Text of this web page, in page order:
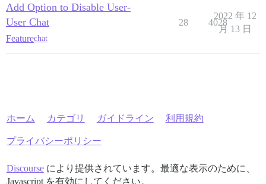
Add Option to Disable User-
User Chat
Featurechat
28 4028
2022 年 12
月 13 日
ホーム カテゴリ ガイドライン 利用規約
プライバシーポリシー
Discourseにより提供されています。最適な表示のために、
Javascript を有効にしてください。